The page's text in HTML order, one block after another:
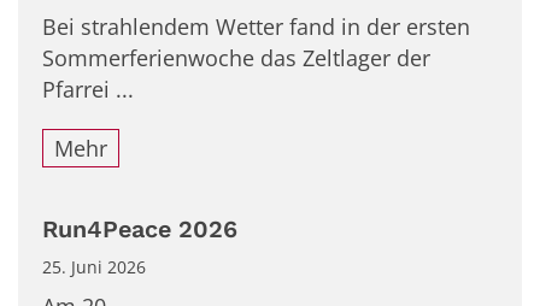
Bei strahlendem Wetter fand in der ersten
Sommerferienwoche das Zeltlager der
Pfarrei ...
Mehr
Run4Peace 2026
25. Juni 2026